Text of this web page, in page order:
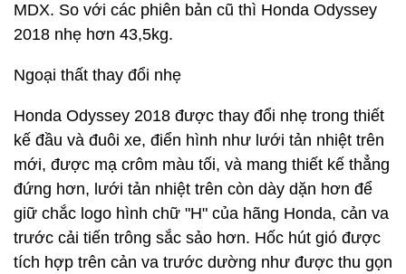
MDX. So với các phiên bản cũ thì Honda Odyssey
2018 nhẹ hơn 43,5kg.
Ngoại thất thay đổi nhẹ
Honda Odyssey 2018 được thay đổi nhẹ trong thiết
kế đầu và đuôi xe, điển hình như lưới tản nhiệt trên
mới, được mạ crôm màu tối, và mang thiết kế thẳng
đứng hơn, lưới tản nhiệt trên còn dày dặn hơn để
giữ chắc logo hình chữ "H" của hãng Honda, cản va
trước cải tiến trông sắc sảo hơn. Hốc hút gió được
tích hợp trên cản va trước dường như được thu gọn